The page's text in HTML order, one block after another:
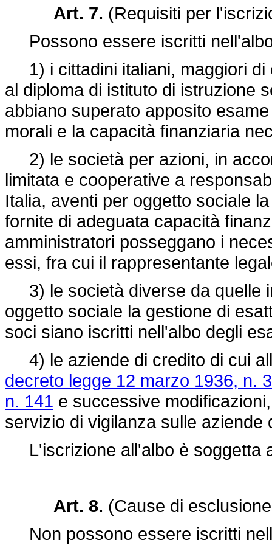
Art. 7. (Requisiti per
Possono essere iscritti
1) i cittadini italiani, maggiori di
al diploma di istituto di istruzione
abbiano superato apposito
morali e la capacità finanziaria
2) le società per azioni, in
limitata e cooperative a
Italia, aventi per oggetto sociale
fornite di adeguata capacità
amministratori posseggano i
essi, fra cui il rappresentante
3) le società diverse da quelle
oggetto sociale la gestione di
soci siano iscritti nell'albo degli
4) le aziende di credito di cui
decreto legge 12 marzo 1936, n.
n. 141 e successive
servizio di vigilanza sulle aziende
L'iscrizione all'albo è soggetta
Art. 8. (Cause di
Non possono essere iscritti